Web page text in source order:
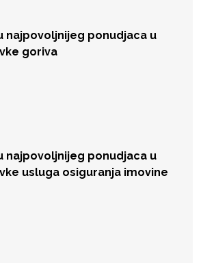
najpovoljnijeg ponudjaca u
goriva
najpovoljnijeg ponudjaca u
usluga osiguranja imovine